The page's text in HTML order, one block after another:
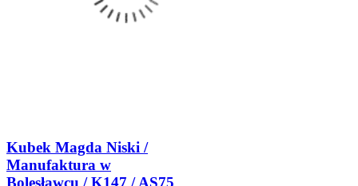
Kubek Magda Niski /
Manufaktura w
Bolesławcu / K147 / AS75